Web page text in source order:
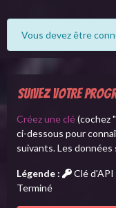
Vous devez être
Suivez votre
Créez une clé(cochez
ci-dessous pour
suivants. Les
Légende : Clé
Terminé